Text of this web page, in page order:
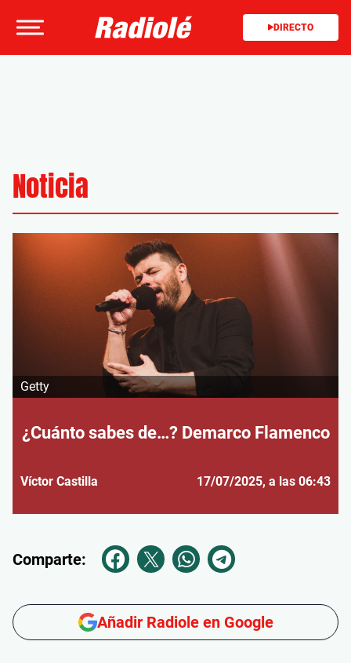
DIRECTO
Noticia
Getty
¿Cuánto sabes de…? Demarco Flamenco
Víctor Castilla 17/07/2025, a las 06:43
Comparte:
Añadir Radiole en Google